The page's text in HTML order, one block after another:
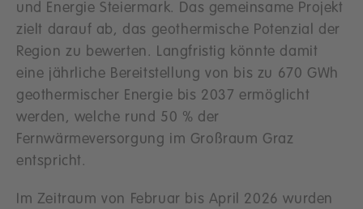
und Energie Steiermark. Das gemeinsame Projekt
zielt darauf ab, das geothermische Potenzial der
Region zu bewerten. Langfristig könnte damit
eine jährliche Bereitstellung von bis zu 670 GWh
geothermischer Energie bis 2037 ermöglicht
werden, welche rund 50 % der
Fernwärmeversorgung im Großraum Graz
entspricht.
Im Zeitraum von Februar bis April 2026 wurden